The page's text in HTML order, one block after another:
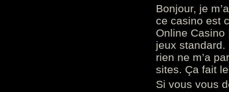
Bonjour, je
ce casino est
Online
jeux standard.
rien ne m’a
sites. Ça fait
Si vous vous